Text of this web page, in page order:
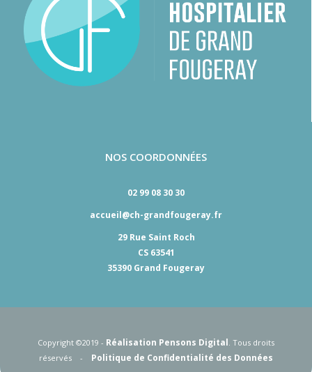
NOS COORDONNÉES
02 99 08 30 30
accueil@ch-grandfougeray.fr
29 Rue Saint Roch
CS 63541
35390 Grand Fougeray
Copyright ©2019 - Réalisation Pensons Digital . Tous droits
réservés - Politique de Confidentialité des Données